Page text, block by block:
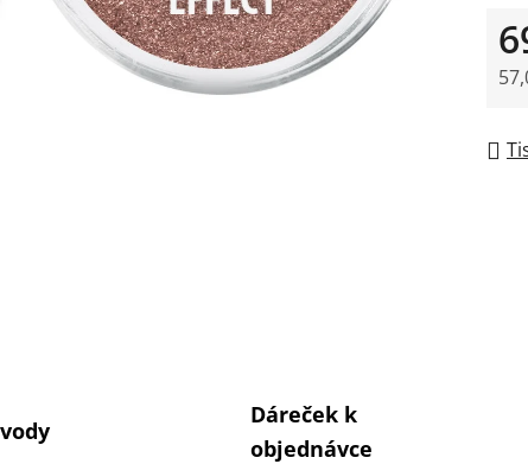
Dáreček k
objednávce